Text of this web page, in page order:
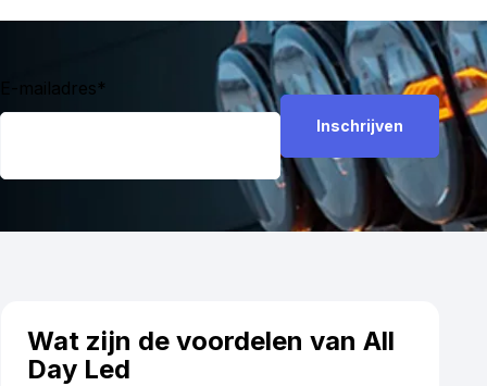
E-mailadres*
Wat zijn de voordelen van All
Day Led